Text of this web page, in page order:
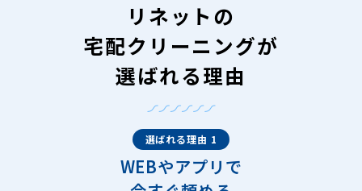
リネットの
宅配クリーニングが
選ばれる理由
選ばれる理由 1
WEBやアプリで